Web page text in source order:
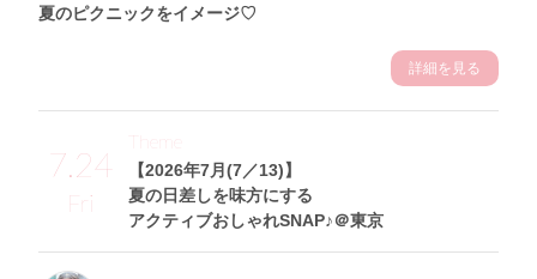
夏のピクニックをイメージ♡
詳細を見る
7.24
Fri
【2026年7月(7／13)】
夏の日差しを味方にする
アクティブおしゃれSNAP♪＠東京
Theme